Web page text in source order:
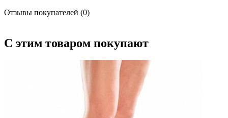
Отзывы покупателей (0)
С этим товаром покупают